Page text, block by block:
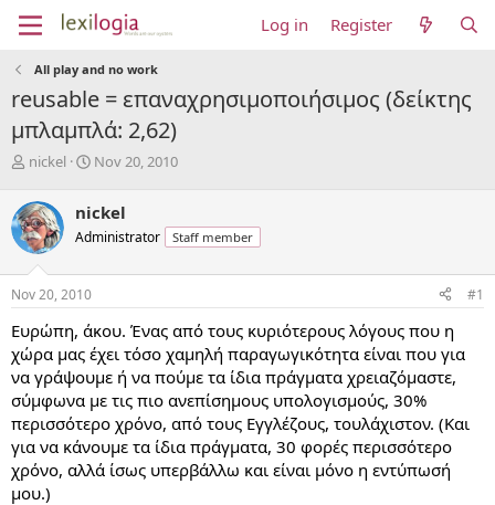
Log in Register
All play and no work
reusable = επαναχρησιμοποιήσιμος (δείκτης
μπλαμπλά: 2,62)
T
r
e
a
d
s
t
r
t
e
r
nickel
S
r
t
a
Nov 20, 2010
nickel
Administrator Staff member
Nov 20, 2010 #1
Ευρώπη, άκου. Ένας από τους κυριότερους λόγους που η
χώρα μας έχει τόσο χαμηλή παραγωγικότητα είναι που για
να γράψουμε ή να πούμε τα ίδια πράγματα χρειαζόμαστε,
σύμφωνα με τις πιο ανεπίσημους υπολογισμούς, 30%
περισσότερο χρόνο, από τους Εγγλέζους, τουλάχιστον. (Και
για να κάνουμε τα ίδια πράγματα, 30 φορές περισσότερο
χρόνο, αλλά ίσως υπερβάλλω και είναι μόνο η εντύπωσή
μου.)